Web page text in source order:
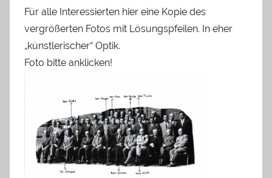
Für alle Interessierten hier eine Kopie des
vergrößerten Fotos mit Lösungspfeilen. In eher
„künstlerischer“ Optik.
Foto bitte anklicken!